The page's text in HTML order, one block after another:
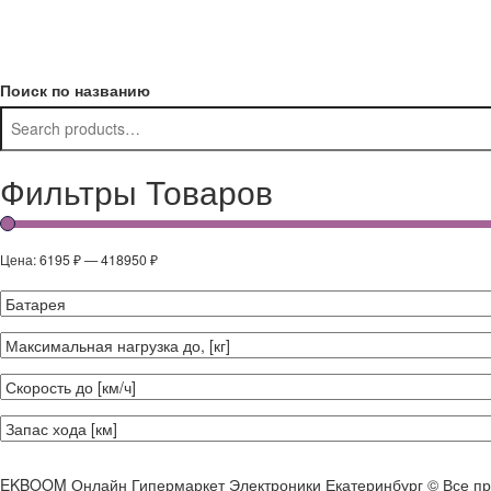
Поиск по названию
Фильтры Товаров
Цена:6195 ₽—418950 ₽
EKBOOM Онлайн Гипермаркет Электроники Екатеринбург © Все